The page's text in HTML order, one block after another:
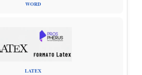
WORD
LATEX